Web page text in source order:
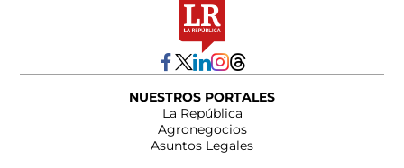
NUESTROS PORTALES
La República
Agronegocios
Asuntos Legales